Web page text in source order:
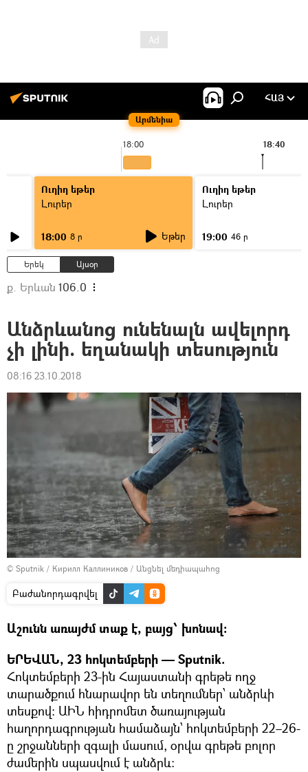
Արմենիա
ՀԱՅ
18:00 18:40
Ուղիղ եթեր
Լուրեր
18:00 8 ր Եթեր
Ուղիղ եթեր
Լուրեր
19:00 46 ր
Երեկ Այսօր
ք. Երևան 106.0
Անձրևանոց ունենալն ավելորդ
չի լինի. եղանակի տեսություն
08:16 23.10.2018
© Sputnik / Кирилл Каллиников / Անցնել մեդիապահոց
Բաժանորդագրվել
Աշունն առայժմ տաք է, բայց՝ խոնավ։
ԵՐԵՎԱՆ, 23 հոկտեմբերի — Sputnik.
Հոկտեմբերի 23-ին Հայաստանի գրեթե ողջ
տարածքում հնարավոր են տեղումներ՝ անձրևի
տեսքով։ ԱԻՆ հիդրոմետ ծառայության
հաղորդագրության համաձայն՝ հոկտեմբերի 22–26-
ը շրջանների զգալի մասում, օրվա գրեթե բոլոր
ժամերին սպասվում է անձրև։